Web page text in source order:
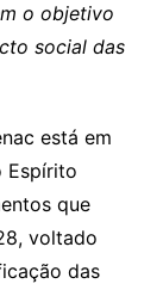
o objetivo
social das
está em
Espírito
que
voltado
das